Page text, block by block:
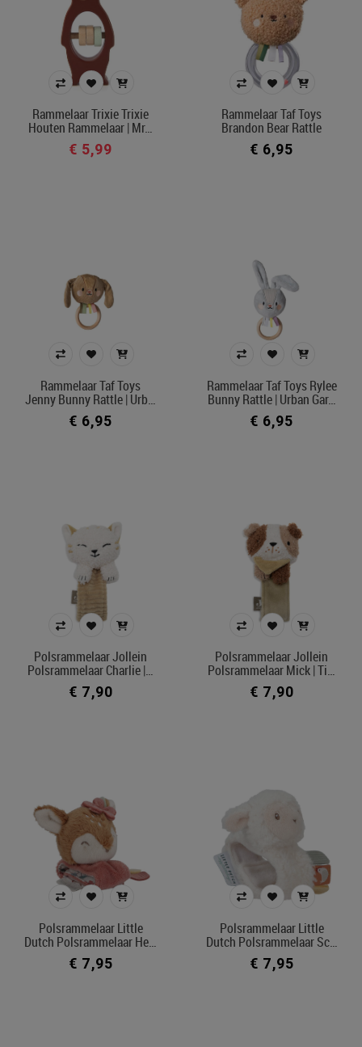
Rammelaar Trixie Trixie
Houten Rammelaar | Mr…
€ 5,99
Rammelaar Taf Toys
Brandon Bear Rattle
€ 6,95
Rammelaar Taf Toys
Jenny Bunny Rattle | Urb…
€ 6,95
Rammelaar Taf Toys Rylee
Bunny Rattle | Urban Gar…
€ 6,95
Polsrammelaar Jollein
Polsrammelaar Charlie |…
€ 7,90
Polsrammelaar Jollein
Polsrammelaar Mick | Ti…
€ 7,90
Polsrammelaar Little
Dutch Polsrammelaar He…
€ 7,95
Polsrammelaar Little
Dutch Polsrammelaar Sc…
€ 7,95